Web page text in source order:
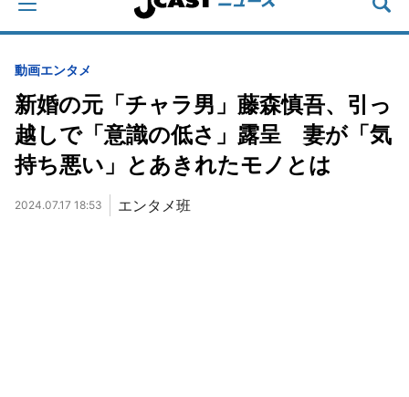
動画エンタメ
新婚の元「チャラ男」藤森慎吾、引っ
越しで「意識の低さ」露呈 妻が「気
持ち悪い」とあきれたモノとは
2024.07.17 18:53 エンタメ班